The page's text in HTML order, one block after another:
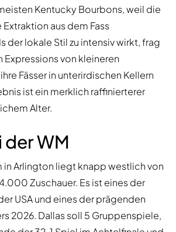
Kentucky Bourbons, weil die
aus dem Fass
der lokale Stil zu intensiv wirkt, frag
Expressions von kleineren
Fässer in unterirdischen Kellern
ist ein merklich raffinierterer
Alter.
der WM
in Arlington liegt knapp westlich von
Zuschauer. Es ist eines der
USA und eines der prägenden
2026. Dallas soll 5 Gruppenspiele,